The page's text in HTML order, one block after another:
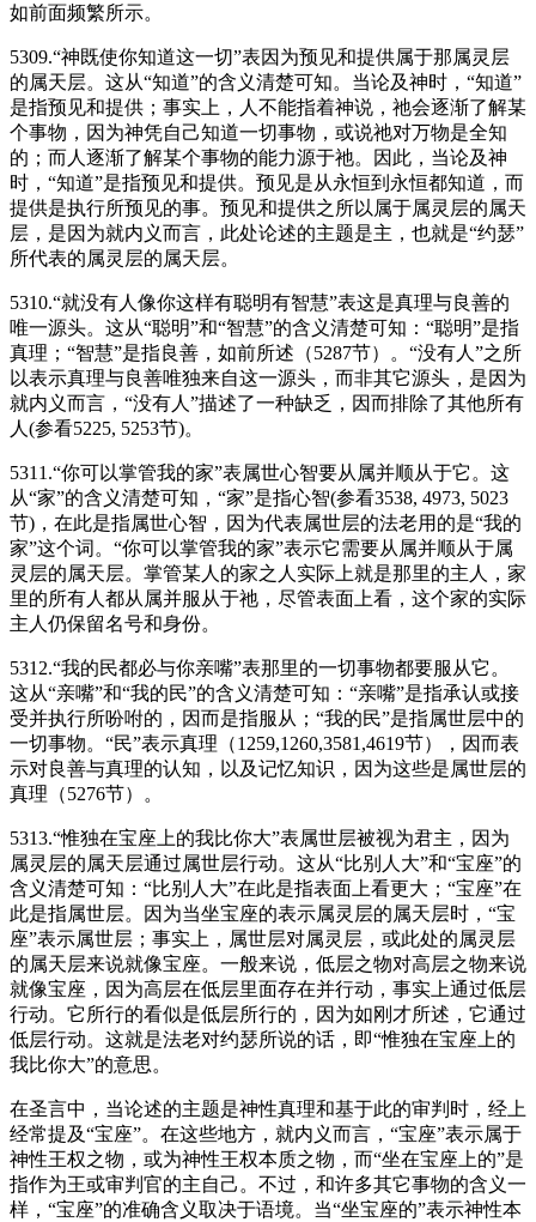
如前面频繁所示。
5309.“神既使你知道这一切”表因为预见和提供属于那属灵层
的属天层。这从“知道”的含义清楚可知。当论及神时，“知道”
是指预见和提供；事实上，人不能指着神说，祂会逐渐了解某
个事物，因为神凭自己知道一切事物，或说祂对万物是全知
的；而人逐渐了解某个事物的能力源于祂。因此，当论及神
时，“知道”是指预见和提供。预见是从永恒到永恒都知道，而
提供是执行所预见的事。预见和提供之所以属于属灵层的属天
层，是因为就内义而言，此处论述的主题是主，也就是“约瑟”
所代表的属灵层的属天层。
5310.“就没有人像你这样有聪明有智慧”表这是真理与良善的
唯一源头。这从“聪明”和“智慧”的含义清楚可知：“聪明”是指
真理；“智慧”是指良善，如前所述（5287节）。“没有人”之所
以表示真理与良善唯独来自这一源头，而非其它源头，是因为
就内义而言，“没有人”描述了一种缺乏，因而排除了其他所有
人(参看5225, 5253节)。
5311.“你可以掌管我的家”表属世心智要从属并顺从于它。这
从“家”的含义清楚可知，“家”是指心智(参看3538, 4973, 5023
节)，在此是指属世心智，因为代表属世层的法老用的是“我的
家”这个词。“你可以掌管我的家”表示它需要从属并顺从于属
灵层的属天层。掌管某人的家之人实际上就是那里的主人，家
里的所有人都从属并服从于祂，尽管表面上看，这个家的实际
主人仍保留名号和身份。
5312.“我的民都必与你亲嘴”表那里的一切事物都要服从它。
这从“亲嘴”和“我的民”的含义清楚可知：“亲嘴”是指承认或接
受并执行所吩咐的，因而是指服从；“我的民”是指属世层中的
一切事物。“民”表示真理（1259,1260,3581,4619节），因而表
示对良善与真理的认知，以及记忆知识，因为这些是属世层的
真理（5276节）。
5313.“惟独在宝座上的我比你大”表属世层被视为君主，因为
属灵层的属天层通过属世层行动。这从“比别人大”和“宝座”的
含义清楚可知：“比别人大”在此是指表面上看更大；“宝座”在
此是指属世层。因为当坐宝座的表示属灵层的属天层时，“宝
座”表示属世层；事实上，属世层对属灵层，或此处的属灵层
的属天层来说就像宝座。一般来说，低层之物对高层之物来说
就像宝座，因为高层在低层里面存在并行动，事实上通过低层
行动。它所行的看似是低层所行的，因为如刚才所述，它通过
低层行动。这就是法老对约瑟所说的话，即“惟独在宝座上的
我比你大”的意思。
在圣言中，当论述的主题是神性真理和基于此的审判时，经上
经常提及“宝座”。在这些地方，就内义而言，“宝座”表示属于
神性王权之物，或为神性王权本质之物，而“坐在宝座上的”是
指作为王或审判官的主自己。不过，和许多其它事物的含义一
样，“宝座”的准确含义取决于语境。当“坐宝座的”表示神性本